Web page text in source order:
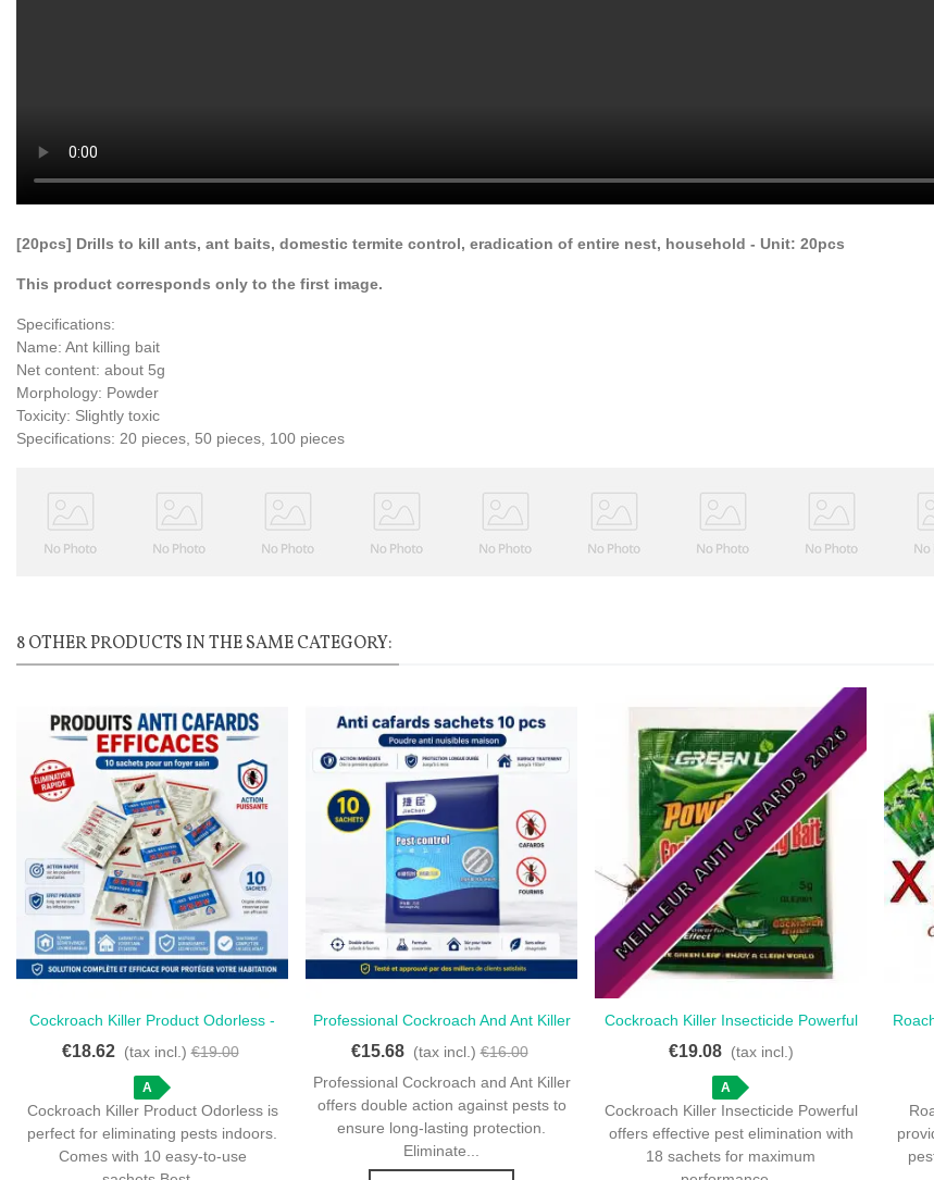
[20pcs] Drills to kill ants, ant baits, domestic termite control, eradication of entire nest, household - Unit: 20pcs
This product corresponds only to the first image.
Specifications:
Name: Ant killing bait
Net content: about 5g
Morphology: Powder
Toxicity: Slightly toxic
Specifications: 20 pieces, 50 pieces, 100 pieces
8 OTHER PRODUCTS IN THE SAME CATEGORY:
Love
Cockroach Killer Product Odorless -
10 Sachets For Indoor Use
€18.62 (tax incl.) €19.00
A
Cockroach Killer Product Odorless is
perfect for eliminating pests indoors.
Comes with 10 easy-to-use
Love
Professional Cockroach And Ant Killer
- Double Action 10 Pcs For Effective
Pest Control
€15.68 (tax incl.) €16.00
Professional Cockroach and Ant Killer
offers double action against pests to
ensure long-lasting protection.
Eliminate...
Love
Cockroach Killer Insecticide Powerful
- 18 Sachets For Pest Control
€19.08 (tax incl.)
A
Cockroach Killer Insecticide Powerful
offers effective pest elimination with
18 sachets for maximum